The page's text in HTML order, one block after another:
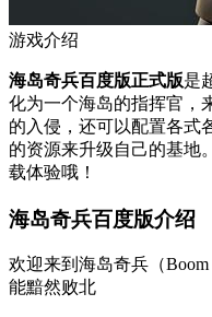
游戏介绍
海岛奇兵百度版正式版是
化为一个海岛的指挥官，
的入侵，还可以配置各式
的资源来升级自己的基地
载体验哦！
海岛奇兵百度版介绍
欢迎来到海岛奇兵（
能黯然败北